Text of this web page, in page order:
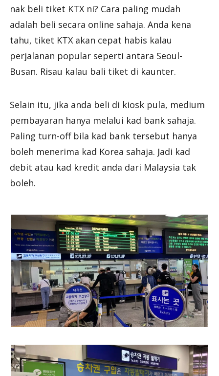
nak beli tiket KTX ni? Cara paling mudah
adalah beli secara online sahaja. Anda kena
tahu, tiket KTX akan cepat habis kalau
perjalanan popular seperti antara Seoul-
Busan. Risau kalau bali tiket di kaunter.
Selain itu, jika anda beli di kiosk pula, medium
pembayaran hanya melalui kad bank sahaja.
Paling turn-off bila kad bank tersebut hanya
boleh menerima kad Korea sahaja. Jadi kad
debit atau kad kredit anda dari Malaysia tak
boleh.